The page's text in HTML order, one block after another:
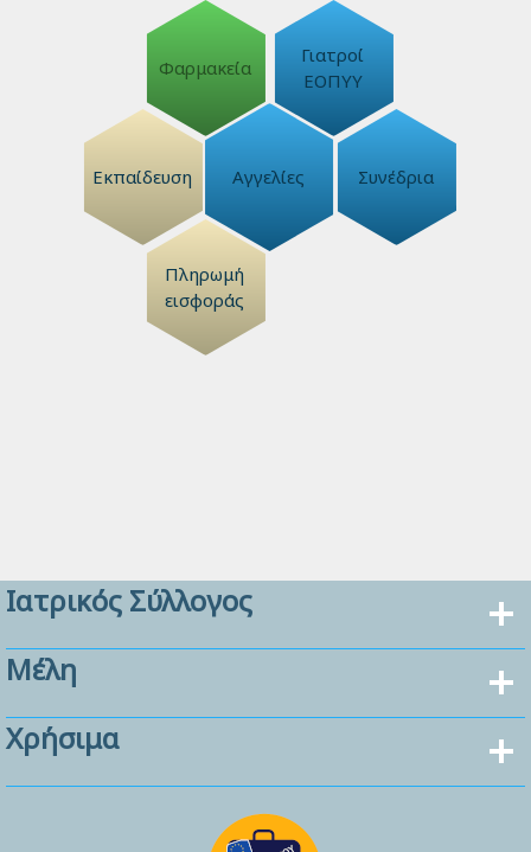
Φαρμακεία
Γιατροί
ΕΟΠΥΥ
Εκπαίδευση Αγγελίες Συνέδρια
Πληρωμή
εισφοράς
Ιατρικός Σύλλογος
Μέλη
Χρήσιμα